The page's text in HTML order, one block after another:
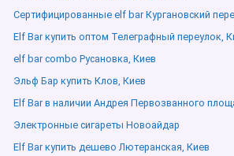
Сертифицированные elf bar Кургановский
Elf Bar купить оптом Телеграфный переулок,
elf bar combo Русановка, Киев
Эльф Бар купить Клов, Киев
Elf Bar в наличии Андрея Первозванного
Электронные сигареты Новоайдар
Elf Bar купить дешево Лютеранская, Киев